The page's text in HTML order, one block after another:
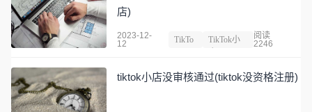
店)
2023-12-
12
TikTo
TikTok小
阅读
2246
tiktok小店没审核通过(tiktok没资格注册)